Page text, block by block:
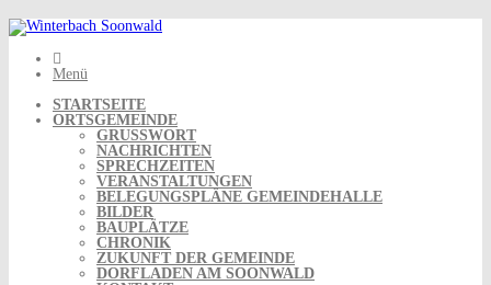
Skip
to
content
Menü
STARTSEITE
ORTSGEMEINDE
GRUSSWORT
NACHRICHTEN
SPRECHZEITEN
VERANSTALTUNGEN
BELEGUNGSPLÄNE GEMEINDEHALLE
BILDER
BAUPLÄTZE
CHRONIK
ZUKUNFT DER GEMEINDE
DORFLADEN AM SOONWALD